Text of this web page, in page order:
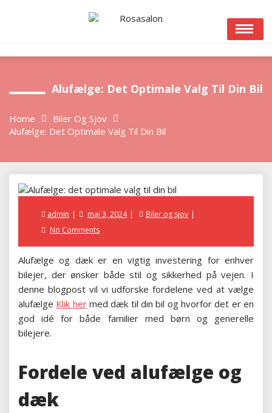
Alufælge: Det Optimale Valg Til Din Bil
Home
Biler Og Sjov
Alufælge: Det Optimale Valg Til Din Bil
admin
Posted
maj 3, 2024
Biler og sjov
No Comments
Alufælge og dæk er en vigtig investering for enhver
bilejer, der ønsker både stil og sikkerhed på vejen. I
denne blogpost vil vi udforske fordelene ved at vælge
alufælge Klik hermed dæk til din bil og hvorfor det er en
god idé for både familier med børn og generelle
bilejere.
Fordele ved alufælge og
dæk